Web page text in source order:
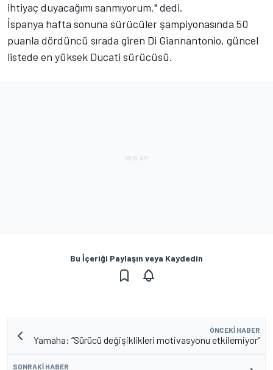
ihtiyaç duyacağımı sanmıyorum." dedi.
İspanya hafta sonuna sürücüler şampiyonasında 50
puanla dördüncü sırada giren Di Giannantonio, güncel
listede en yüksek Ducati sürücüsü.
Bu İçeriği Paylaşın veya Kaydedin
ÖNCEKI HABER
Yamaha: “Sürücü değişiklikleri motivasyonu etkilemiyor”
SONRAKI HABER